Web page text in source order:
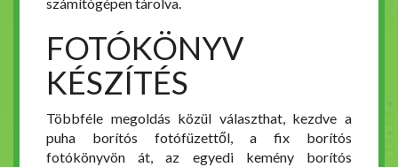
FOTÓKÖNYV
KÉSZÍTÉS
Többféle megoldás közül választhat, kezdve a
puha borítós fotófüzettől, a fix borítós
fotókönyvön át, az egyedi kemény borítós